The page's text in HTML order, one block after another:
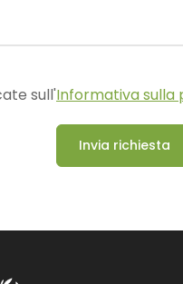
sull'Informativa sulla
Invia richiesta